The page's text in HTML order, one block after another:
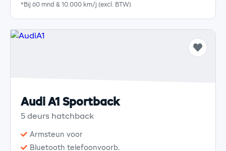
*Bij 60 mnd & 10.000 km/j (excl. BTW)
Audi A1 Sportback
5 deurs hatchback
Armsteun voor
Bluetooth telefoonvoorb.